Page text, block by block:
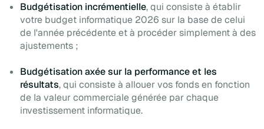
Budgétisation incrémentielle, qui consiste à établir
votre budget informatique 2026 sur la base de celui
de l'année précédente et à procéder simplement à des
ajustements ;
Budgétisation axée sur la performance et les
résultats, qui consiste à allouer vos fonds en fonction
de la valeur commerciale générée par chaque
investissement informatique.